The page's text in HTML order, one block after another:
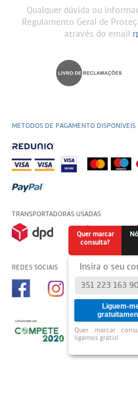
Qualquer dúvida ou
Regulamento Geral de
através do email
METODOS DE PAGAMENTO DISPONÍVEIS
TRANSPORTADORAS USADAS
REDES SOCIAIS
Quer marcar
consulta?
Insira o seu
Liguem-
Quer marcar
ligamos grátis!